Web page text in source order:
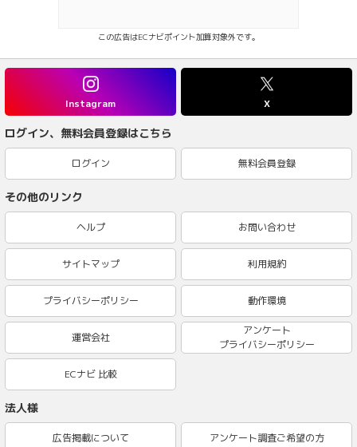
この広告はECナビポイント加算対象外です。
Instagram X
ログイン、無料会員登録はこちら
ログイン 無料会員登録
その他のリンク
ヘルプ お問い合わせ
サイトマップ 利用規約
プライバシーポリシー 動作環境
運営会社
アンケート
プライバシーポリシー
ECナビ 比較
法人様
広告掲載について アンケート調査ご希望の方